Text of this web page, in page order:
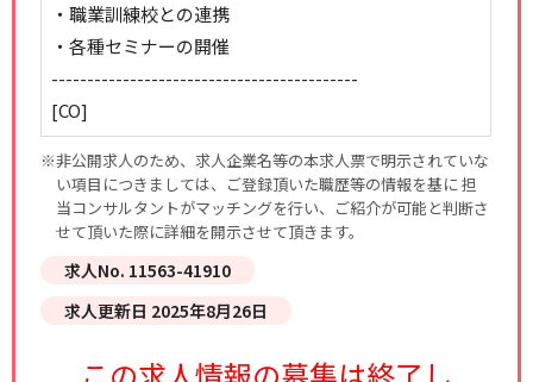
・職業訓練校との連携
・各種セミナーの開催
-------------------------------------------
[CO]
※非公開求人のため、求人企業名等の本求人票で明示されていな
い項目につきましては、ご登録頂いた職歴等の情報を基に 担
当コンサルタントがマッチングを行い、ご紹介が可能と判断さ
せて頂いた際に詳細を開示させて頂きます。
求人No. 11563-41910
求人更新日 2025年8月26日